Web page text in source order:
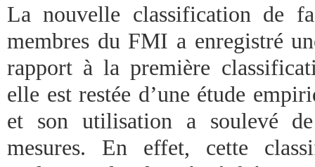
La nouvelle classification de
membres du FMI a enregistré
rapport à la première
elle est restée d’une étude
et son utilisation a soulevé
mesures. En effet, cette